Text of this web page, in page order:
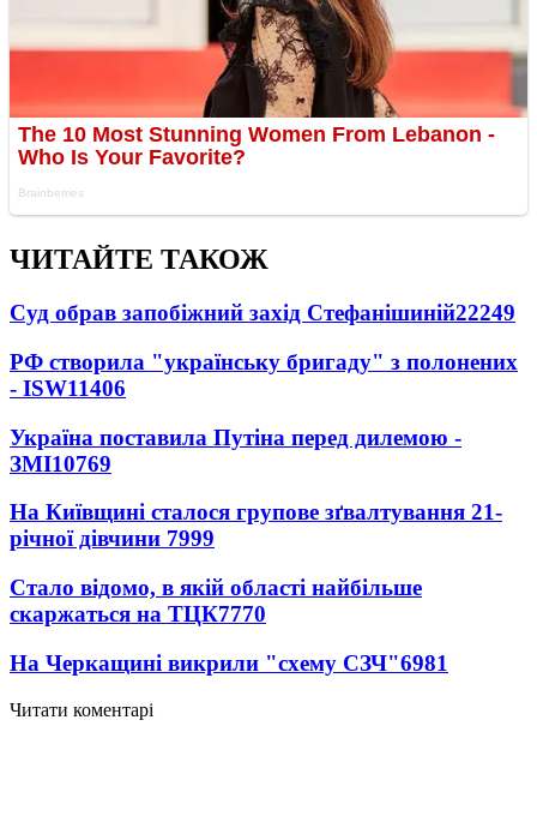
ЧИТАЙТЕ ТАКОЖ
Суд обрав запобіжний захід Стефанішиній22249
РФ створила "українську бригаду" з полонених
- ISW11406
Україна поставила Путіна перед дилемою -
ЗМІ10769
На Київщині сталося групове зґвалтування 21-
річної дівчини 7999
Стало відомо, в якій області найбільше
скаржаться на ТЦК7770
На Черкащині викрили "схему СЗЧ"6981
Читати коментарі